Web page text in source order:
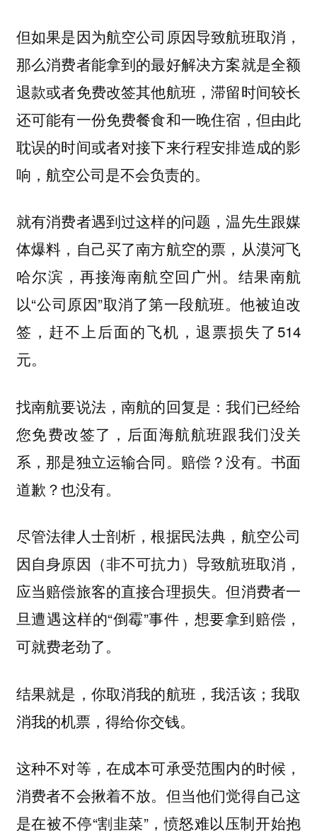
但如果是因为航空公司原因导致航班取消，
那么消费者能拿到的最好解决方案就是全额
退款或者免费改签其他航班，滞留时间较长
还可能有一份免费餐食和一晚住宿，但由此
耽误的时间或者对接下来行程安排造成的影
响，航空公司是不会负责的。
就有消费者遇到过这样的问题，温先生跟媒
体爆料，自己买了南方航空的票，从漠河飞
哈尔滨，再接海南航空回广州。结果南航
以“公司原因”取消了第一段航班。他被迫改
签，赶不上后面的飞机，退票损失了514
元。
找南航要说法，南航的回复是：我们已经给
您免费改签了，后面海航航班跟我们没关
系，那是独立运输合同。赔偿？没有。书面
道歉？也没有。
尽管法律人士剖析，根据民法典，航空公司
因自身原因（非不可抗力）导致航班取消，
应当赔偿旅客的直接合理损失。但消费者一
旦遭遇这样的“倒霉”事件，想要拿到赔偿，
可就费老劲了。
结果就是，你取消我的航班，我活该；我取
消我的机票，得给你交钱。
这种不对等，在成本可承受范围内的时候，
消费者不会揪着不放。但当他们觉得自己这
是在被不停“割韭菜”，愤怒难以压制开始抱